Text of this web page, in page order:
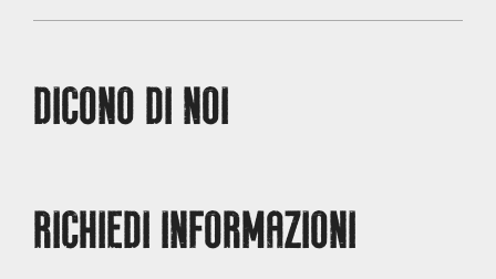
DICONO DI NOI
RICHIEDI INFORMAZIONI